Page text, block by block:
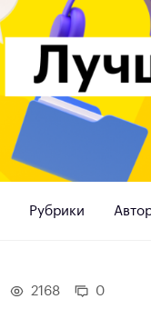
Рубрики
2168 0